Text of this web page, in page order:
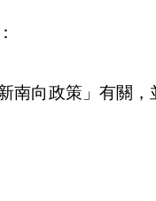
向政策」有關，